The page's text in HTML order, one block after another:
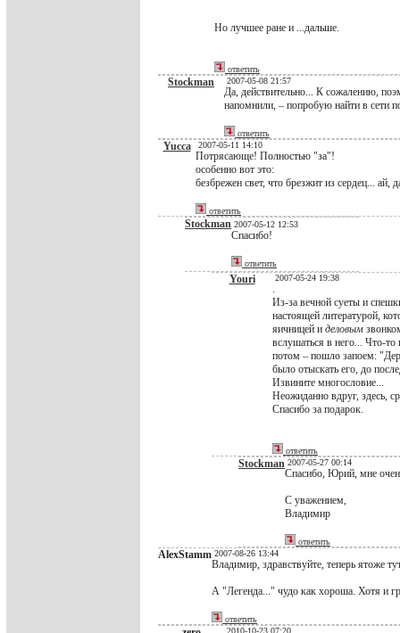
Но лучшее ране и ...дальше.
ответить
Stockman 2007-05-08 21:57
Да, действительно... К сожалению,
напомнили, – попробую найти в сети
ответить
Yucca 2007-05-11 14:10
Потрясающе! Полностью "за"!
особенно вот это:
безбрежен свет, что брезжит из сердец... ай,
ответить
Stockman 2007-05-12 12:53
Спасибо!
ответить
Youri 2007-05-24 19:38
.
Из-за вечной суеты и
настоящей литературой,
яичницей и деловым
вслушаться в него... Что-
потом – пошло запоем:
было отыскать его, до
Извините многословие...
Неожиданно вдруг, здесь,
Спасибо за подарок.
ответить
Stockman 2007-05-27 00:14
Спасибо, Юрий, мне
С уважением,
Владимир
ответить
AlexStamm 2007-08-26 13:44
Владимир, здравствуйте, теперь ятоже
А "Легенда..." чудо как хороша. Хотя и
ответить
2010-10-23 07:20